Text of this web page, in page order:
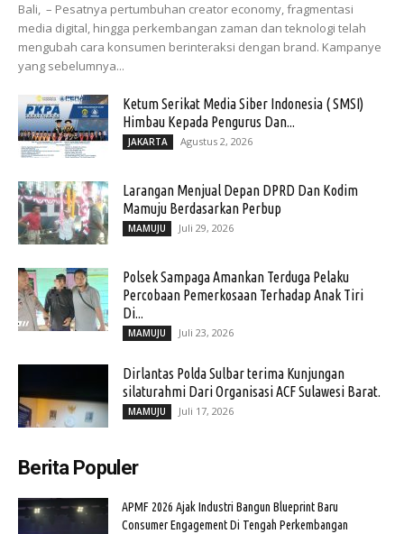
Bali, – Pesatnya pertumbuhan creator economy, fragmentasi
media digital, hingga perkembangan zaman dan teknologi telah
mengubah cara konsumen berinteraksi dengan brand. Kampanye
yang sebelumnya...
Ketum Serikat Media Siber Indonesia ( SMSI)
Himbau Kepada Pengurus Dan...
JAKARTA Agustus 2, 2026
Larangan Menjual Depan DPRD Dan Kodim
Mamuju Berdasarkan Perbup
MAMUJU Juli 29, 2026
Polsek Sampaga Amankan Terduga Pelaku
Percobaan Pemerkosaan Terhadap Anak Tiri
Di...
MAMUJU Juli 23, 2026
Dirlantas Polda Sulbar terima Kunjungan
silaturahmi Dari Organisasi ACF Sulawesi Barat.
MAMUJU Juli 17, 2026
Berita Populer
APMF 2026 Ajak Industri Bangun Blueprint Baru
Consumer Engagement Di Tengah Perkembangan